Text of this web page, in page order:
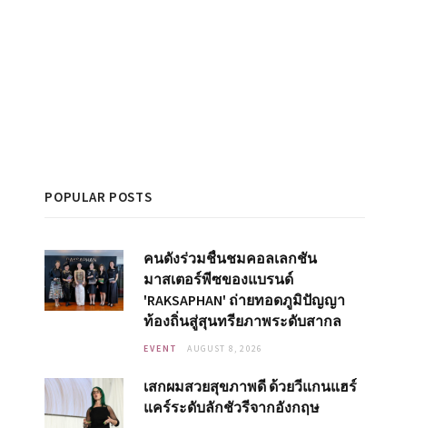
POPULAR POSTS
คนดังร่วมชื่นชมคอลเลกชัน
มาสเตอร์พีซของแบรนด์
'RAKSAPHAN' ถ่ายทอดภูมิปัญญา
ท้องถิ่นสู่สุนทรียภาพระดับสากล
EVENT AUGUST 8, 2026
เสกผมสวยสุขภาพดี ด้วยวีแกนแฮร์
แคร์ระดับลักชัวรีจากอังกฤษ